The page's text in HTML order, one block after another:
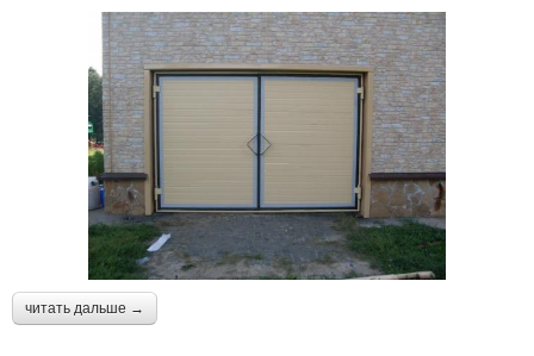
читать дальше →